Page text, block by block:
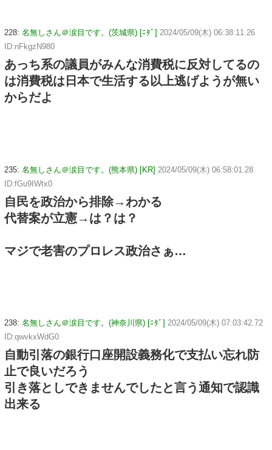
228: 名無しさん＠涙目です。(茨城県) [ﾆﾀﾞ] 2024/05/09(木) 06:38:11.26
ID:nFkgzN980
あっち系の議員がみんな消費税に反対してるの
は消費税は日本で生活する以上逃げようが無い
からだよ
235: 名無しさん＠涙目です。(熊本県) [KR] 2024/05/09(木) 06:58:01.28
ID:fGu9IWtx0
自民を政治から排除→わかる
代替案が立憲→は？は？
マジで老害のプロレス政治さぁ…
238: 名無しさん＠涙目です。(神奈川県) [ﾆﾀﾞ] 2024/05/09(木) 07:03:42.72
ID:qwvkxWdG0
自動引落の銀行口座開設義務化で支払い忘れ防
止で良いだろう
引き落としできませんでしたと言う通知で認識
出来る